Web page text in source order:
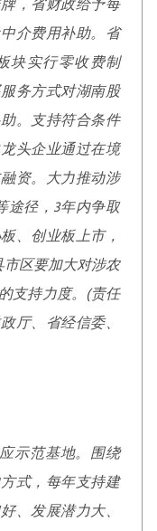
，省财政给予每
介费用补助。省
块实行零收费制
务方式对湖南股
。支持符合条件
头企业通过在境
资。大力推动涉
途径，3年内争取
、创业板上市，
市区要加大对涉农
支持力度。(责任
厅、省经信委、
示范基地。围绕
式，每年支持建
、发展潜力大、